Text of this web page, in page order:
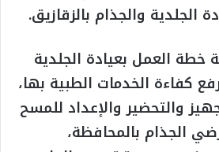
الجلدية والجذام بالزقازيق.
خطة العمل بعيادة الجلدية
كفاءة الخدمات الطبية بها،
والتحضير والإعداد للمسح
الجذام بالمحافظة،